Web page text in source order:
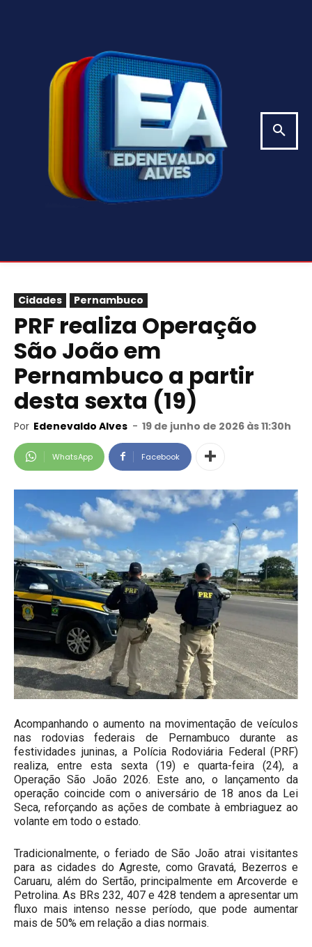
Cidades Pernambuco
PRF realiza Operação
São João em
Pernambuco a partir
desta sexta (19)
Por Edenevaldo Alves - 19 de junho de 2026 às 11:30h
WhatsApp Facebook
Acompanhando o aumento na movimentação de veículos
nas rodovias federais de Pernambuco durante as
festividades juninas, a Polícia Rodoviária Federal (PRF)
realiza, entre esta sexta (19) e quarta-feira (24), a
Operação São João 2026. Este ano, o lançamento da
operação coincide com o aniversário de 18 anos da Lei
Seca, reforçando as ações de combate à embriaguez ao
volante em todo o estado.
Tradicionalmente, o feriado de São João atrai visitantes
para as cidades do Agreste, como Gravatá, Bezerros e
Caruaru, além do Sertão, principalmente em Arcoverde e
Petrolina. As BRs 232, 407 e 428 tendem a apresentar um
fluxo mais intenso nesse período, que pode aumentar
mais de 50% em relação a dias normais.